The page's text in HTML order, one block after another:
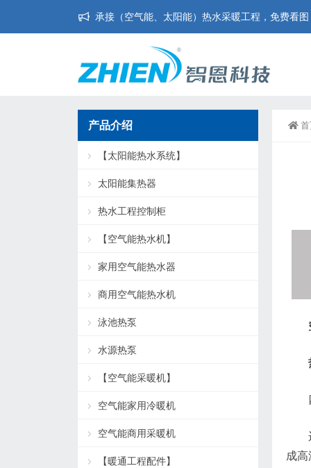
承接（空气能、太阳能）热水采暖工程，免费看
成
产品介绍
【太阳能热水系统】
太阳能集热器
热水工程控制柜
【空气能热水机】
家用空气能热水器
商用空气能热水机
泳池热泵
水源热泵
【空气能采暖机】
空气能家用冷暖机
空气能商用采暖机
【暖通工程配件】